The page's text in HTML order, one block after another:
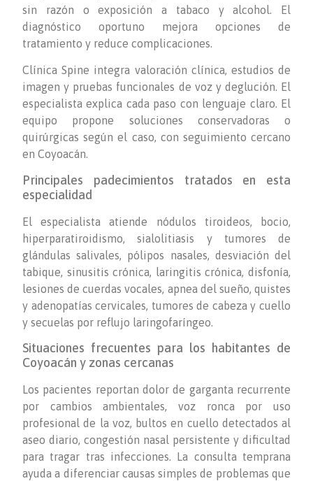
sin razón o exposición a tabaco y alcohol. El
diagnóstico oportuno mejora opciones de
tratamiento y reduce complicaciones.
Clínica Spine integra valoración clínica, estudios de
imagen y pruebas funcionales de voz y deglución. El
especialista explica cada paso con lenguaje claro. El
equipo propone soluciones conservadoras o
quirúrgicas según el caso, con seguimiento cercano
en Coyoacán.
Principales padecimientos tratados en esta
especialidad
El especialista atiende nódulos tiroideos, bocio,
hiperparatiroidismo, sialolitiasis y tumores de
glándulas salivales, pólipos nasales, desviación del
tabique, sinusitis crónica, laringitis crónica, disfonía,
lesiones de cuerdas vocales, apnea del sueño, quistes
y adenopatías cervicales, tumores de cabeza y cuello
y secuelas por reflujo laringofaríngeo.
Situaciones frecuentes para los habitantes de
Coyoacán y zonas cercanas
Los pacientes reportan dolor de garganta recurrente
por cambios ambientales, voz ronca por uso
profesional de la voz, bultos en cuello detectados al
aseo diario, congestión nasal persistente y dificultad
para tragar tras infecciones. La consulta temprana
ayuda a diferenciar causas simples de problemas que